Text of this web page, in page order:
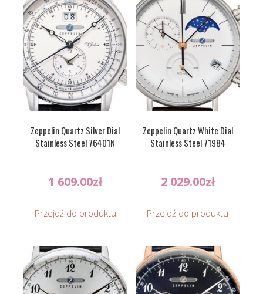
Zeppelin Quartz Silver Dial
Stainless Steel 76401N
1 609.00zł
Przejdź do produktu
Zeppelin Quartz White Dial
Stainless Steel 71984
2 029.00zł
Przejdź do produktu